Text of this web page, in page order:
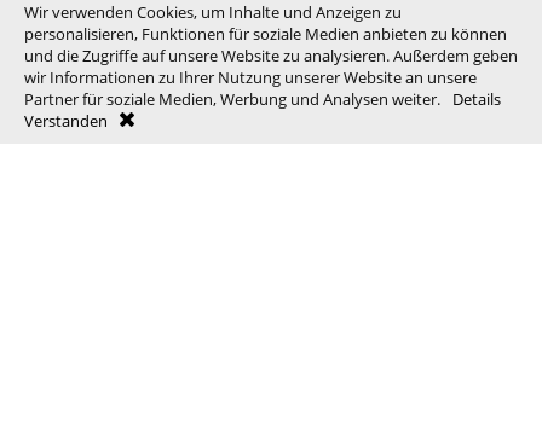
Wir verwenden Cookies, um Inhalte und Anzeigen zu
personalisieren, Funktionen für soziale Medien anbieten zu können
und die Zugriffe auf unsere Website zu analysieren. Außerdem geben
wir Informationen zu Ihrer Nutzung unserer Website an unsere
Partner für soziale Medien, Werbung und Analysen weiter.
Details
Verstanden